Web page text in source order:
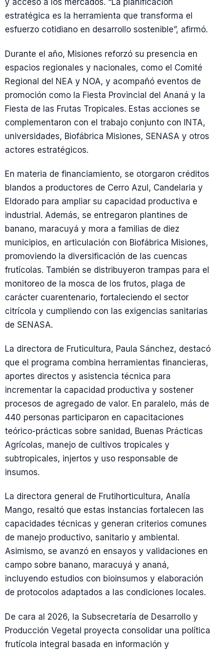
y acceso a los mercados. “La planificación
estratégica es la herramienta que transforma el
esfuerzo cotidiano en desarrollo sostenible”, afirmó.
Durante el año, Misiones reforzó su presencia en
espacios regionales y nacionales, como el Comité
Regional del NEA y NOA, y acompañó eventos de
promoción como la Fiesta Provincial del Ananá y la
Fiesta de las Frutas Tropicales. Estas acciones se
complementaron con el trabajo conjunto con INTA,
universidades, Biofábrica Misiones, SENASA y otros
actores estratégicos.
En materia de financiamiento, se otorgaron créditos
blandos a productores de Cerro Azul, Candelaria y
Eldorado para ampliar su capacidad productiva e
industrial. Además, se entregaron plantines de
banano, maracuyá y mora a familias de diez
municipios, en articulación con Biofábrica Misiones,
promoviendo la diversificación de las cuencas
frutícolas. También se distribuyeron trampas para el
monitoreo de la mosca de los frutos, plaga de
carácter cuarentenario, fortaleciendo el sector
citrícola y cumpliendo con las exigencias sanitarias
de SENASA.
La directora de Fruticultura, Paula Sánchez, destacó
que el programa combina herramientas financieras,
aportes directos y asistencia técnica para
incrementar la capacidad productiva y sostener
procesos de agregado de valor. En paralelo, más de
440 personas participaron en capacitaciones
teórico-prácticas sobre sanidad, Buenas Prácticas
Agrícolas, manejo de cultivos tropicales y
subtropicales, injertos y uso responsable de
insumos.
La directora general de Frutihorticultura, Analía
Mango, resaltó que estas instancias fortalecen las
capacidades técnicas y generan criterios comunes
de manejo productivo, sanitario y ambiental.
Asimismo, se avanzó en ensayos y validaciones en
campo sobre banano, maracuyá y ananá,
incluyendo estudios con bioinsumos y elaboración
de protocolos adaptados a las condiciones locales.
De cara al 2026, la Subsecretaría de Desarrollo y
Producción Vegetal proyecta consolidar una política
frutícola integral basada en información y